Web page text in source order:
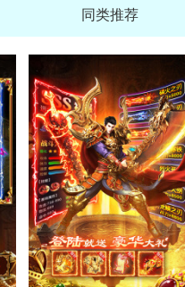
同类推荐